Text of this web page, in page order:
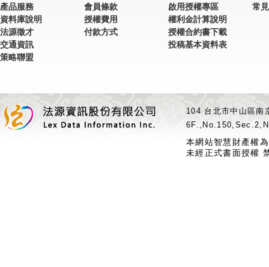
產品服務
資料庫說明
法源徵才
交通資訊
策略聯盟
會員條款
授權費用
付款方式
啟用授權專區
權利金計算說明
授權合約書下載
投稿基本資料表
常
104 台北市中山區
本網站智慧財產權
未經正式書面授權